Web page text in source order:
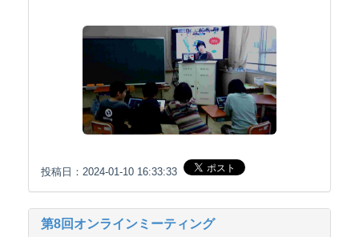
投稿日：2024-01-10 16:33:33
第8回オンラインミーティング